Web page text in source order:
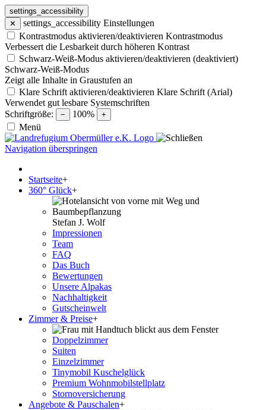
settings_accessibility
✕
settings_accessibility Einstellungen
Kontrastmodus aktivieren/deaktivieren Kontrastmodus
Verbessert die Lesbarkeit durch höheren Kontrast
Schwarz-Weiß-Modus aktivieren/deaktivieren (deaktiviert)
Schwarz-Weiß-Modus
Zeigt alle Inhalte in Graustufen an
Klare Schrift aktivieren/deaktivieren Klare Schrift (Arial)
Verwendet gut lesbare Systemschriften
Schriftgröße:
− 100% +
Menü
Navigation überspringen
Startseite+
360° Glück+
Stefan J. Wolf
Impressionen
Team
FAQ
Das Buch
Bewertungen
Unsere Alpakas
Nachhaltigkeit
Gutscheinwelt
Zimmer & Preise+
Doppelzimmer
Suiten
Einzelzimmer
Tinymobil Kuschelglück
Premium Wohnmobilstellplatz
Stornoversicherung
Angebote & Pauschalen+